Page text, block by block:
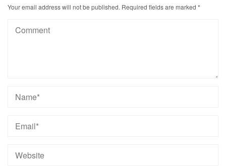
Your email address will not be published. Required fields are marked *